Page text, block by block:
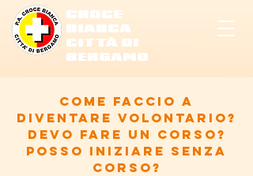
CROCE
BIANCA
CITTÀ DI
BERGAMO
come faccio a
diventare volontario?
DEVO FARE UN CORSO?
POSSO INIZIARE SENZA
CORSO?